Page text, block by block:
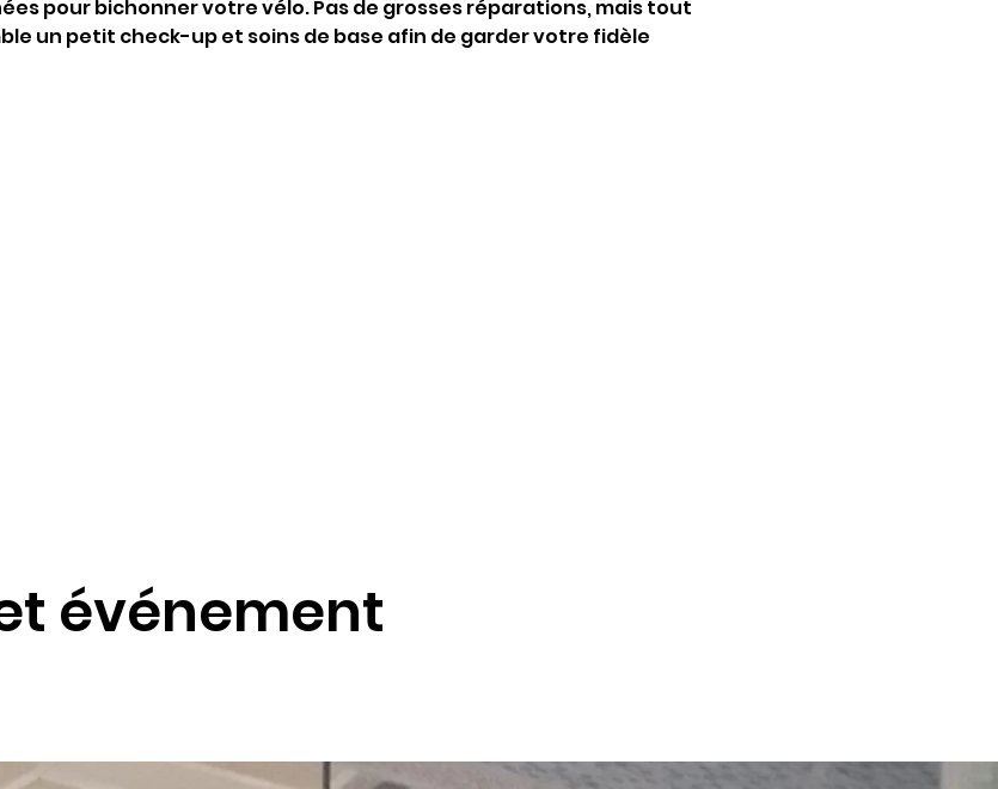
pour bichonner votre vélo. Pas de grosses réparations, mais tout
un petit check-up et soins de base afin de garder votre fidèle
événement